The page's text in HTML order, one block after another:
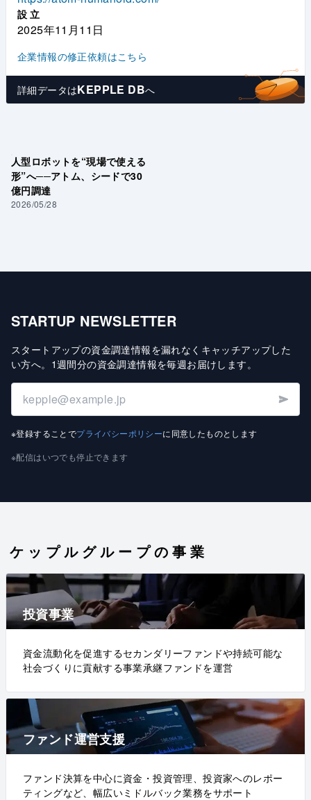
設立
2025年11月11日
企業情報の修正依頼はこちら
詳細データはKEPPLE DBへ
人型ロボットを“現場で使える
形”へ──アトム、シードで30
億円調達
2026/05/28
STARTUP NEWSLETTER
スタートアップの資金調達情報を漏れなくキャッチアップした
い方へ。 1週間分の資金調達情報を毎週お届けします。
※登録することでプライバシーポリシーに同意したものとします
※配信はいつでも停止できます
ケップルグループの事業
投資事業
資金流動化を促進するセカンダリーファンドや持続可能な
社会づくりに貢献する事業承継ファンドを運営
ファンド運営支援
ファンド決算を中心に資金・投資管理、投資家へのレポー
ティングなど、幅広いミドルバック業務をサポート